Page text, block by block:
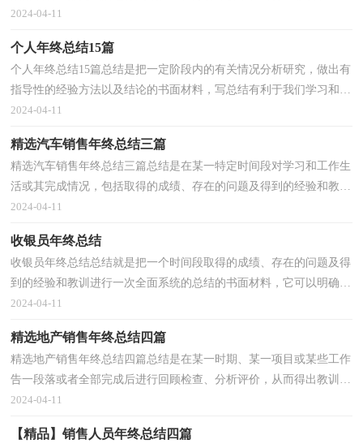
规律性认识的一种书面材料，它能帮我们理顺知识...
2024-04-11
个人年终总结15篇
个人年终总结15篇总结是把一定阶段内的有关情况分析研究，做出有
指导性的经验方法以及结论的书面材料，写总结有利于我们学习和工
作能力的提高，不妨让我们认真地完成总结吧。我们...
2024-04-11
精选汽车销售年终总结三篇
精选汽车销售年终总结三篇总结是在某一特定时间段对学习和工作生
活或其完成情况，包括取得的成绩、存在的问题及得到的经验和教训
加以回顾和分析的书面材料，它可以提升我们发现...
2024-04-11
收银员年终总结
收银员年终总结总结就是把一个时间段取得的成绩、存在的问题及得
到的经验和教训进行一次全面系统的总结的书面材料，它可以明确下
一步的工作方向，少走弯路，少犯错误，提高工作效益...
2024-04-11
精选地产销售年终总结四篇
精选地产销售年终总结四篇总结是在某一时期、某一项目或某些工作
告一段落或者全部完成后进行回顾检查、分析评价，从而得出教训和
一些规律性认识的一种书面材料，它能够使头脑更...
2024-04-11
【精品】销售人员年终总结四篇